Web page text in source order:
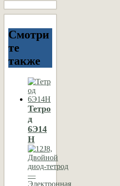
Смотри
те
также
Тетро
д
6Э14
Н